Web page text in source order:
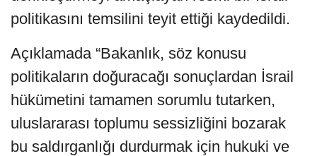
politikasını temsilini teyit ettiği kaydedildi.
Açıklamada “Bakanlık, söz konusu
politikaların doğuracağı sonuçlardan İsrail
hükümetini tamamen sorumlu tutarken,
uluslararası toplumu sessizliğini bozarak
bu saldırganlığı durdurmak için hukuki ve